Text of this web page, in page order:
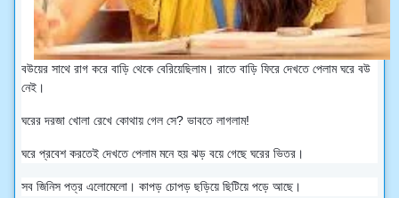
বউয়ের সাথে রাগ করে বাড়ি থেকে বেরিয়েছিলাম। রাতে বাড়ি ফিরে দেখতে পেলাম ঘরে বউ
নেই।
ঘরের দরজা খোলা রেখে কোথায় গেল সে? ভাবতে লাগলাম!
ঘরে প্রবেশ করতেই দেখতে পেলাম মনে হয় ঝড় বয়ে গেছে ঘরের ভিতর।
সব জিনিস পত্র এলোমেলো। কাপড় চোপড় ছড়িয়ে ছিটিয়ে পড়ে আছে।